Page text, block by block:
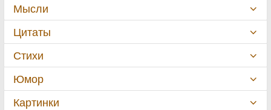
Мысли
Цитаты
Стихи
Юмор
Картинки